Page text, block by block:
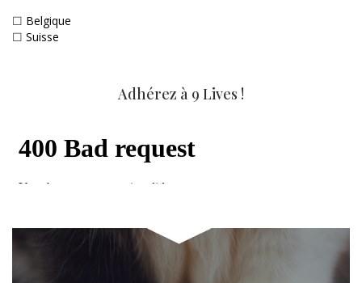
☐ Belgique
☐ Suisse
Adhérez à 9 Lives !